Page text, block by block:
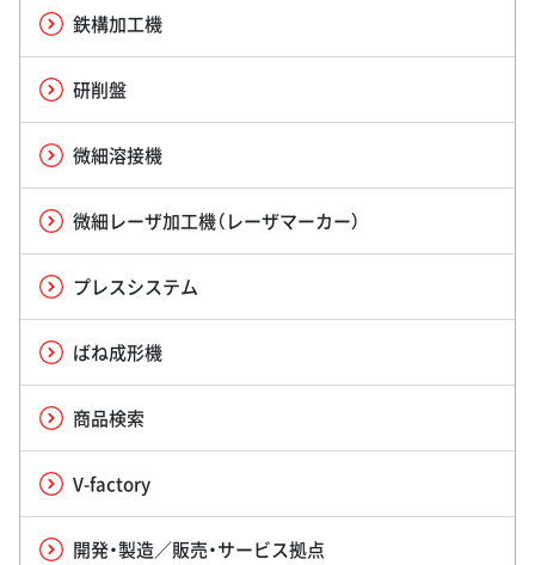
鉄構加工機
研削盤
微細溶接機
微細レーザ加工機（レーザマーカー）
プレスシステム
ばね成形機
商品検索
V-factory
開発・製造／販売・サービス拠点